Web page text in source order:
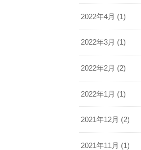
2022年4月 (1)
2022年3月 (1)
2022年2月 (2)
2022年1月 (1)
2021年12月 (2)
2021年11月 (1)